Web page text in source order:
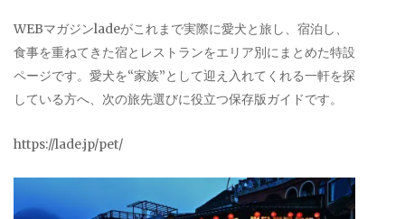
WEBマガジンladeがこれまで実際に愛犬と旅し、宿泊し、
食事を重ねてきた宿とレストランをエリア別にまとめた特設
ページです。愛犬を“家族”として迎え入れてくれる一軒を探
している方へ、次の旅先選びに役立つ保存版ガイドです。
https://lade.jp/pet/